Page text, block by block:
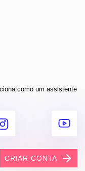
como um assistente
CRIAR CONTA